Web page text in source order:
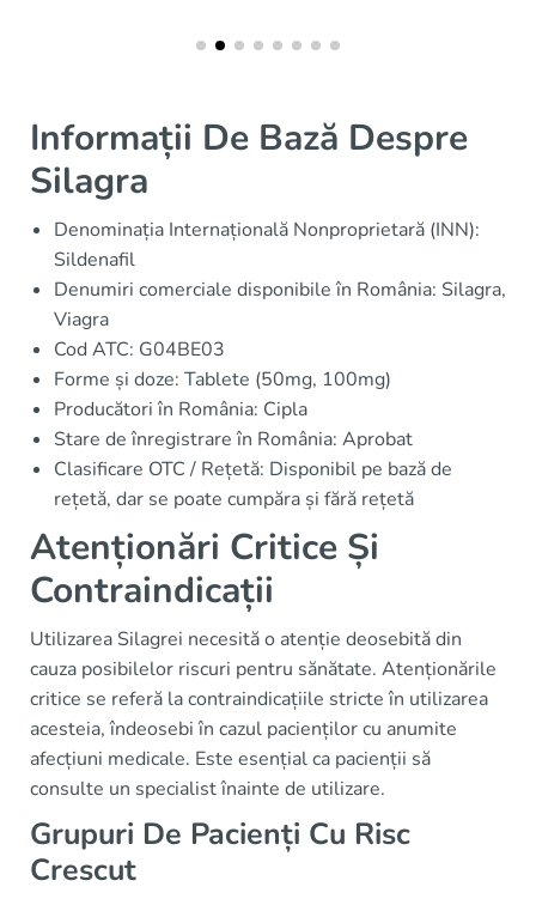
Informații De Bază Despre
Silagra
Denominația Internațională Nonproprietară (INN):
Sildenafil
Denumiri comerciale disponibile în România: Silagra,
Viagra
Cod ATC: G04BE03
Forme și doze: Tablete (50mg, 100mg)
Producători în România: Cipla
Stare de înregistrare în România: Aprobat
Clasificare OTC / Rețetă: Disponibil pe bază de
rețetă, dar se poate cumpăra și fără rețetă
Atenționări Critice Și
Contraindicații
Utilizarea Silagrei necesită o atenție deosebită din
cauza posibilelor riscuri pentru sănătate. Atenționările
critice se referă la contraindicațiile stricte în utilizarea
acesteia, îndeosebi în cazul pacienților cu anumite
afecțiuni medicale. Este esențial ca pacienții să
consulte un specialist înainte de utilizare.
Grupuri De Pacienți Cu Risc
Crescut